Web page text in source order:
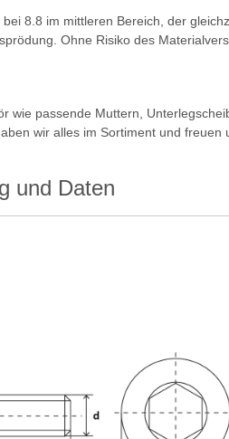
8.8 im mittleren Bereich, der
Ohne Risiko des
wie passende Muttern,
wir alles im Sortiment und
und Daten